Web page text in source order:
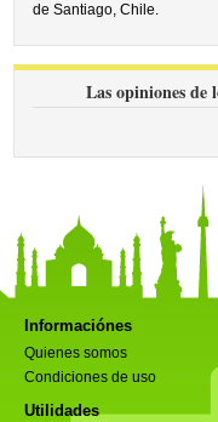
de Santiago, Chile.
Las opiniones de
Informaciónes
Quienes somos
Condiciones de uso
Utilidades